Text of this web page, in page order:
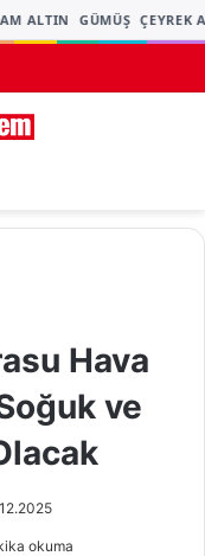
ALTIN GÜMÜŞ ÇEYREK
Hava
ve
okuma